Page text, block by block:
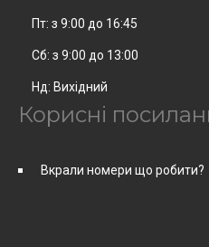
Пт: з 9:00 до 16:45
Сб: з 9:00 до 13:00
Нд: Вихідний
Корисні
Вкрали номери що робити?